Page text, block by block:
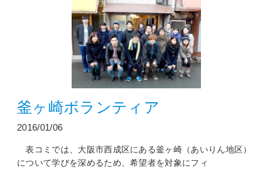
釜ヶ崎ボランティア
2016/01/06
表コミでは、大阪市西成区にある釜ヶ崎（あいりん地区）
について学びを深めるため、希望者を対象にフィ